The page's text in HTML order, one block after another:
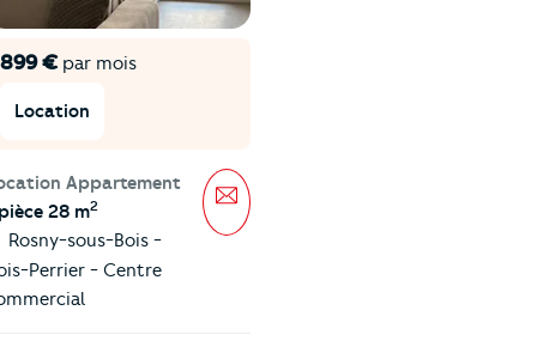
899 €par mois
Location
Appartement
28 m2
Rosny-sous-Bois -
Perrier - Centre
Message